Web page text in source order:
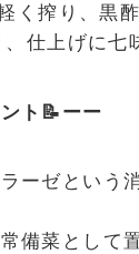
く搾り、黒
仕上げに七
ト📝ーー
ーゼという
備菜として